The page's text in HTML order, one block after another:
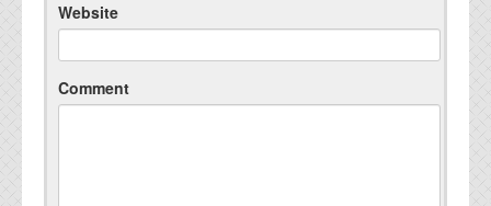
Website
Comment